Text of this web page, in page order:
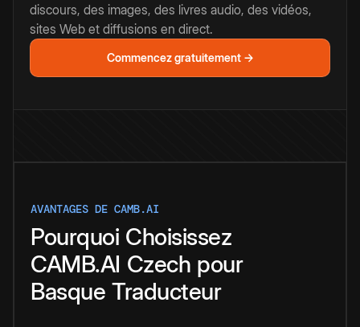
discours, des images, des livres audio, des vidéos,
sites Web et diffusions en direct.
Commencez gratuitement →
AVANTAGES DE CAMB.AI
Pourquoi Choisissez
CAMB.AI Czech pour
Basque Traducteur